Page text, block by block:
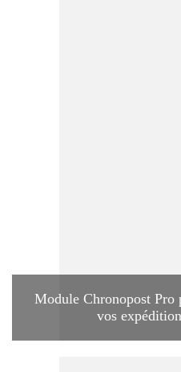
Module Chronopost
vos